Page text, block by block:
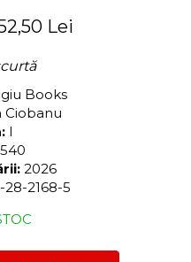
Lei
Books
Ciobanu
I
540
2026
2168-5